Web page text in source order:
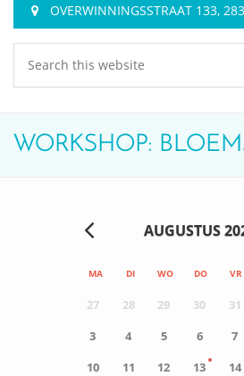
OVERWINNINGSSTRAAT 133,
WORKSHOP:
AUGUSTUS
MA DI WO DO VR
27 28 29 30 31
3
4 5 6 7
10
11 12 13 14